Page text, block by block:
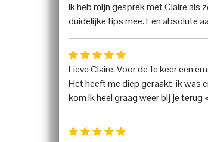
Ik heb mijn gesprek met Claire als
duidelijke tips mee. Een absolute
Lieve Claire, Voor de 1e keer een
Het heeft me diep geraakt, ik was
kom ik heel graag weer bij je terug